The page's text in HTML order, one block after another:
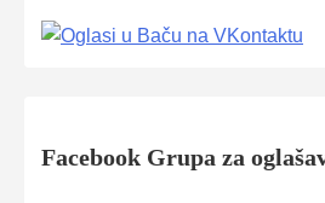
Facebook Grupa za